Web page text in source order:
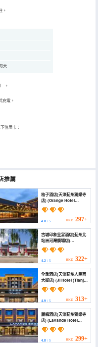
。
天
。
充電。
信用卡：
推薦
桔子酒店(天津薊州獨樂寺
店) (Orange Hotel
(Tianjin Jizhou Dule
Temple))
4.8/ 5 HKD 297+
古城印象皇宮酒店(薊州北
站洲河灣廣場店)
(Impression Palace
Hotel)
4.2/ 5 HKD 322+
全季酒店(天津薊州人民西
大街店) (JI Hotel (Tianjin
Jizhou Renmin West
Street))
4.9/ 5 HKD 313+
麗楓酒店(天津薊州獨樂寺
店) (Lavande Hotel
(Tianjin Jizhou Dulesi))
4.8/ 5 HKD 299+